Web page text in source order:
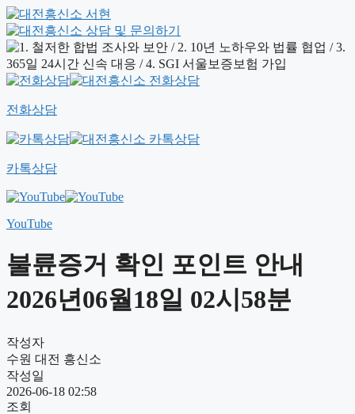
전화상담
카톡상담
YouTube
불륜증거 확인 포인트 안내
2026년06월18일 02시58분
작성자
수원 대전 흥신소
작성일
2026-06-18 02:58
조회